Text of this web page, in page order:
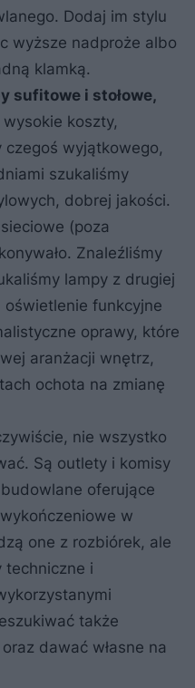
Dodaj im stylu
wyższe nadproże albo
klamką.
sufitowe i stołowe,
koszty,
czegoś wyjątkowego,
szukaliśmy
dobrej jakości.
(poza
Znaleźliśmy
lampy z drugiej
funkcyjne
oprawy, które
aranżacji wnętrz,
ochota na zmianę
nie wszystko
Są outlety i komisy
oferujące
w
one z rozbiórek, ale
techniczne i
także
dawać własne na